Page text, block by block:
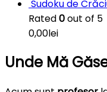
Sudoku de
Rated0out of 5
0,00lei
Unde Mă